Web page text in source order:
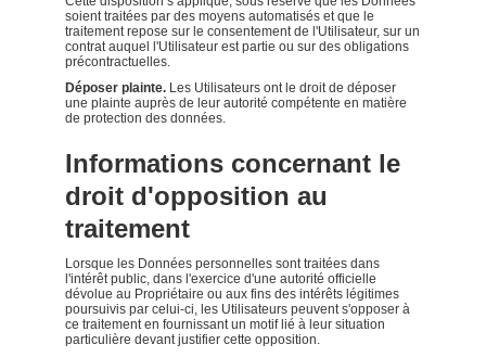
soient traitées par des moyens automatisés et que le
traitement repose sur le consentement de l'Utilisateur, sur un
contrat auquel l'Utilisateur est partie ou sur des obligations
précontractuelles.
Déposer plainte. Les Utilisateurs ont le droit de déposer
une plainte auprès de leur autorité compétente en matière
de protection des données.
Informations concernant le
droit d'opposition au
traitement
Lorsque les Données personnelles sont traitées dans
l'intérêt public, dans l'exercice d'une autorité officielle
dévolue au Propriétaire ou aux fins des intérêts légitimes
poursuivis par celui-ci, les Utilisateurs peuvent s'opposer à
ce traitement en fournissant un motif lié à leur situation
particulière devant justifier cette opposition.